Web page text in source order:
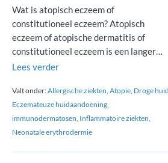
Wat is atopisch eczeem of
constitutioneel eczeem? Atopisch
eczeem of atopische dermatitis of
constitutioneel eczeem is een langer
durende (chronische) huidaandoening.
ontstekingsreactie in de huid.
dermatitis Er zijn verschillende vormen
van eczeem. Atopisch eczeem is de
meest voorkomende variant. Deze vorm
Lees verder
Valt onder:Allergische ziekten Atopie Droge huid
Eczemateuze huidaandoening
immunodermatosen Inflammatoire ziekten
Neonatale erythrodermie